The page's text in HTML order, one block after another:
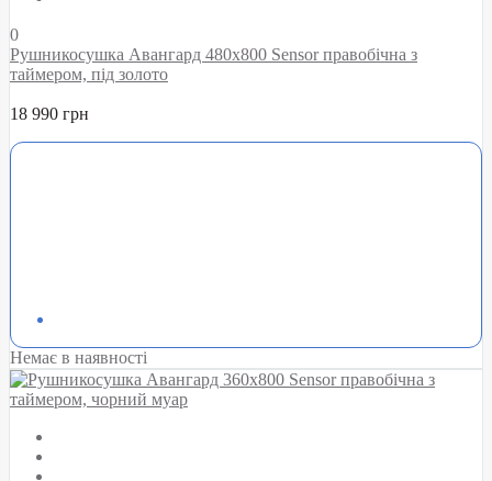
0
Рушникосушка Авангард 480х800 Sensor правобічна з
таймером, під золото
18 990 грн
Немає в наявності